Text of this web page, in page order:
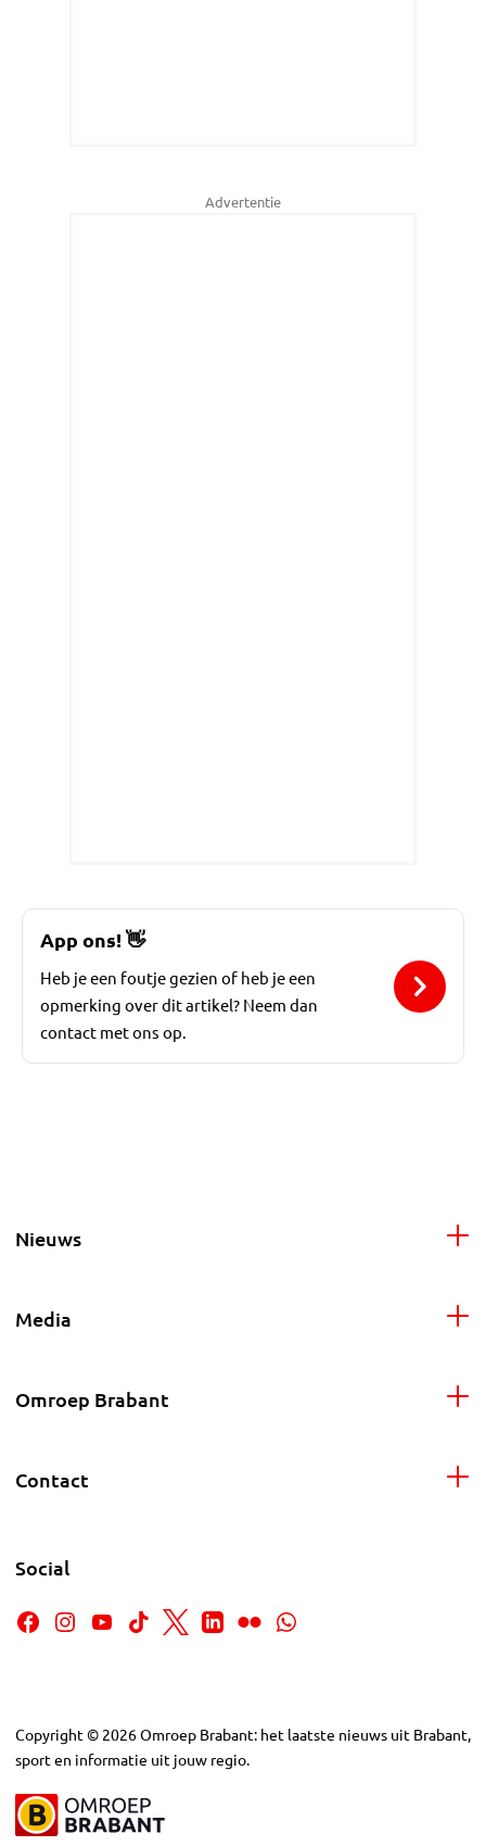
Advertentie
App ons!👋
Heb je een foutje gezien of heb je een
opmerking over dit artikel? Neem dan
contact met ons op.
Nieuws
Media
Omroep Brabant
Contact
Social
Copyright © 2026Omroep Brabant: het laatste nieuws uit Brabant,
sport en informatie uit jouw regio.